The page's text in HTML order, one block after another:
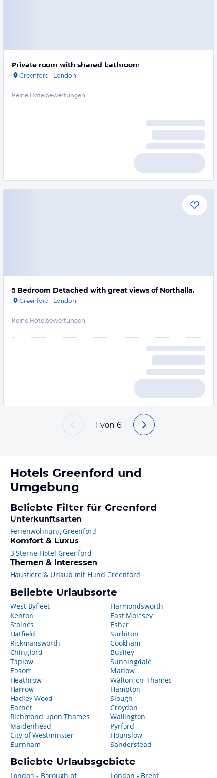
Private room with shared bathroom
Greenford · London
Keine Hotelbewertungen
5 Bedroom Detached with great views of Northalla.
Greenford · London
Keine Hotelbewertungen
1 von 6
Hotels Greenford und
Umgebung
Beliebte Filter für Greenford
Unterkunftsarten
Ferienwohnung Greenford
Komfort & Luxus
3 Sterne Hotel Greenford
Themen & Interessen
Haustiere & Urlaub mit Hund Greenford
Beliebte Urlaubsorte
West Byfleet
Kenton
Staines
Hatfield
Rickmansworth
Chingford
Taplow
Epsom
Heathrow
Harrow
Hadley Wood
Barnet
Richmond upon Thames
Maidenhead
City of Westminster
Burnham
Harmondsworth
East Molesey
Esher
Surbiton
Cookham
Bushey
Sunningdale
Marlow
Walton-on-Thames
Hampton
Slough
Croydon
Wallington
Pyrford
Hounslow
Sanderstead
Beliebte Urlaubsgebiete
London - Borough of
London - Brent